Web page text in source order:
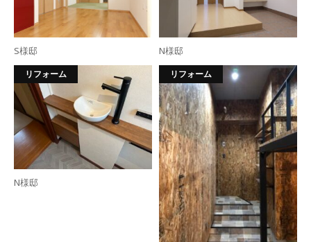
S様邸 N様邸
リフォーム
N様邸
リフォーム